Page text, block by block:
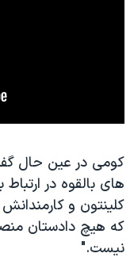
کومی در عین حال
های بالقوه در
کلینتون و
که هیچ دادستان
نیست."